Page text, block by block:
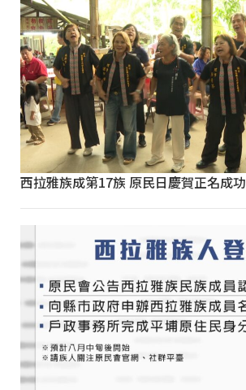
西拉雅族成第17族 原民日慶賀正名成功